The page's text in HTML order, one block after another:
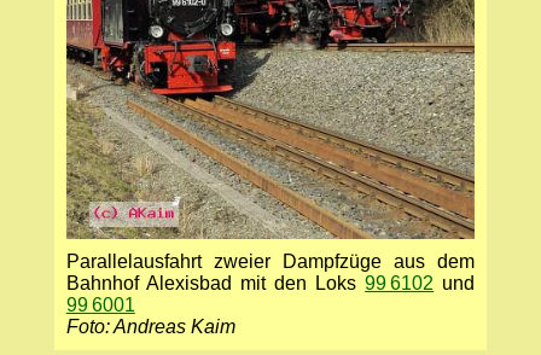
Parallelausfahrt zweier Dampfzüge aus dem
Bahnhof Alexisbad mit den Loks99 6102 und
99 6001
Foto: Andreas Kaim